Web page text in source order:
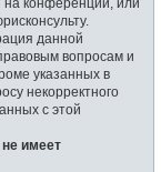
данной
вопросам и
указанных в
некорректного
с этой
имеет